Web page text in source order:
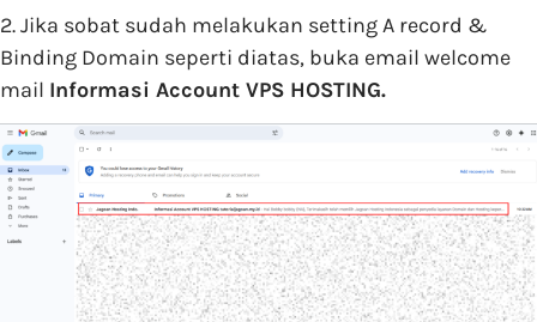
2. Jika sobat sudah melakukan setting A record &
Binding Domain seperti diatas, buka email welcome
mail Informasi Account VPS HOSTING.